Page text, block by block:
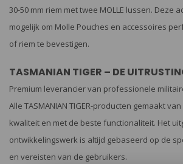
30-50 mm riem met twee MOLLE lussen. Deze
mogelijk om Molle Pouches en accessoires
of riem te bevestigen.
TASMANIAN TIGER – DE
Premium leverancier van professionele
Alle TASMANIAN TIGER-producten gemaakt
kwaliteit en met de beste functionaliteit. Het
ontwikkelingswerk is altijd gebaseerd op de
en vereisten van de gebruikers.